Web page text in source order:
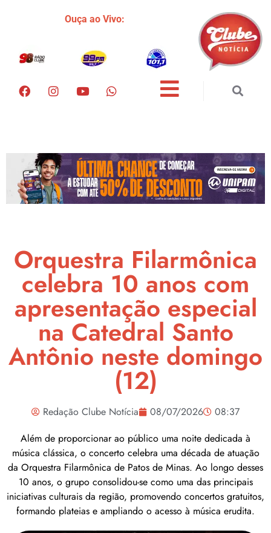
Ouça ao Vivo:
Orquestra Filarmônica
celebra 10 anos com
apresentação especial
na Catedral Santo
Antônio neste domingo
(12)
Redação Clube Notícia 08/07/2026
08:37
Além de proporcionar ao público uma noite dedicada à
música clássica, o concerto celebra uma década de atuação
da Orquestra Filarmônica de Patos de Minas. Ao longo desses
10 anos, o grupo consolidou-se como uma das principais
iniciativas culturais da região, promovendo concertos gratuitos,
formando plateias e ampliando o acesso à música erudita.